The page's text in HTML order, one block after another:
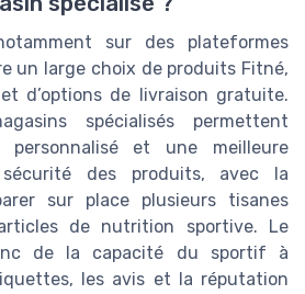
sur des plateformes
un large choix de produits Fitné,
d’options de livraison gratuite.
spécialisés permettent
et une meilleure
des produits, avec la
sur place plusieurs tisanes
de nutrition sportive. Le
de la capacité du sportif à
les avis et la réputation